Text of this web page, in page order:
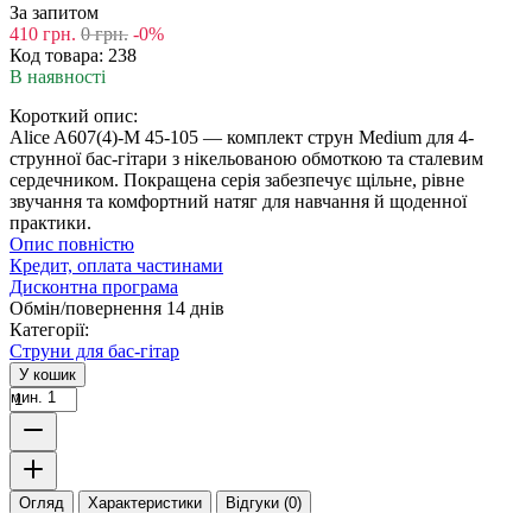
За запитом
410 грн. 0 грн. -0%
Код товара: 238
В наявності
Короткий опис:
Alice A607(4)-M 45-105 — комплект струн Medium для 4-
струнної бас-гітари з нікельованою обмоткою та сталевим
сердечником. Покращена серія забезпечує щільне, рівне
звучання та комфортний натяг для навчання й щоденної
практики.
Опис повністю
Кредит, оплата частинами
Дисконтна програма
Обмін/повернення 14 днів
Категорії:
Струни для бас-гітар
У кошик
мин. 1
Огляд Характеристики Відгуки (0)